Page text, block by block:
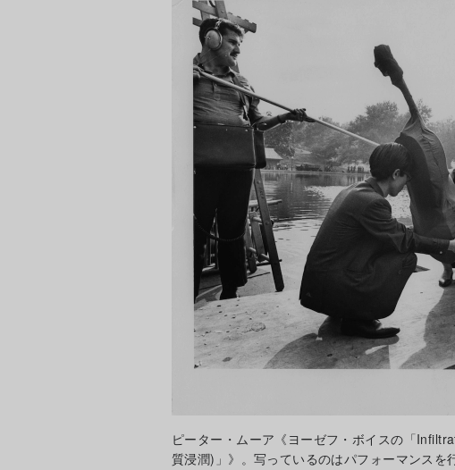
ピーター・ムーア《ヨーゼフ・ボイスの「
質浸潤)」》。写っているのはパフォーマンス